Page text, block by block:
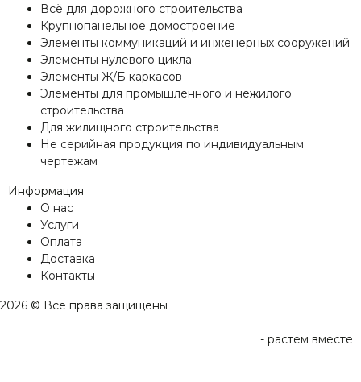
Всё для дорожного строительства
Крупнопанельное домостроение
Элементы коммуникаций и инженерных сооружений
Элементы нулевого цикла
Элементы Ж/Б каркасов
Элементы для промышленного и нежилого
строительства
Для жилищного строительства
Не серийная продукция по индивидуальным
чертежам
Информация
О нас
Услуги
Оплата
Доставка
Контакты
2026 © Все права защищены
- растем вместе